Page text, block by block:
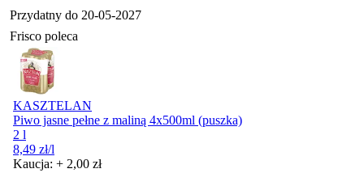
Przydatny do 20-05-2027
Frisco poleca
KASZTELAN
Piwo jasne pełne z maliną 4x500ml (puszka)
2 l
8,49 zł/l
Kaucja: + 2,00 zł